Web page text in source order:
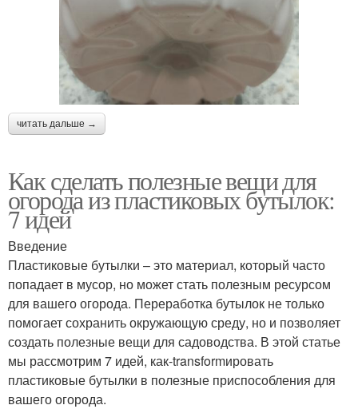
читать дальше →
Как сделать полезные вещи для
огорода из пластиковых бутылок:
7 идей
Введение
Пластиковые бутылки – это материал, который часто
попадает в мусор, но может стать полезным ресурсом
для вашего огорода. Переработка бутылок не только
помогает сохранить окружающую среду, но и позволяет
создать полезные вещи для садоводства. В этой статье
мы рассмотрим 7 идей, как-transformировать
пластиковые бутылки в полезные приспособления для
вашего огорода.